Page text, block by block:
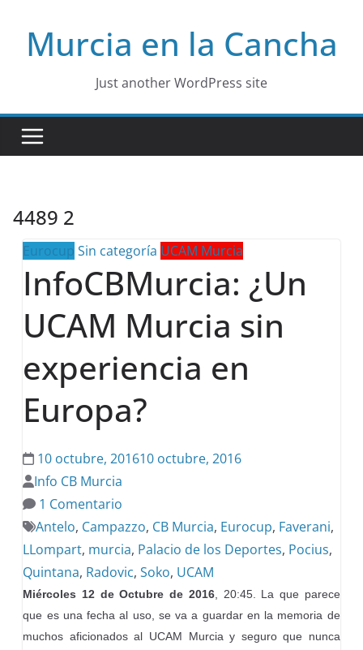
contentMurcia en la Cancha
Just another WordPress site
4489 2
Eurocup Sin categoría UCAM Murcia
InfoCBMurcia: ¿Un
UCAM Murcia sin
experiencia en
Europa?
10 octubre, 201610 octubre, 2016
Info CB Murcia
1 Comentario
Antelo, Campazzo, CB Murcia, Eurocup, Faverani,
LLompart, murcia, Palacio de los Deportes, Pocius,
Quintana, Radovic,Soko, UCAM
Miércoles 12 de Octubre de 2016, 20:45. La que parece
que es una fecha al uso, se va a guardar en la memoria de
muchos aficionados al UCAM Murcia y seguro que nunca